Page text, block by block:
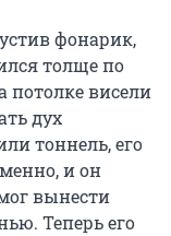
фонарик,
толще по
потолке висели
дух
тоннель, его
и он
вынести
Теперь его